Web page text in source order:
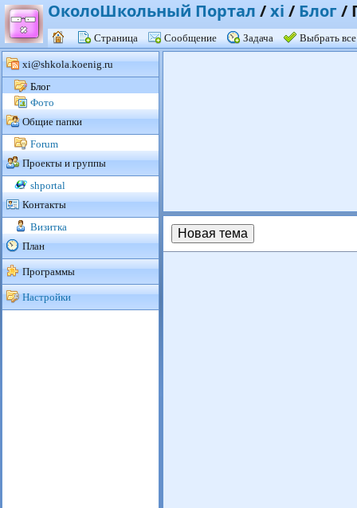
ОколоШкольный Портал /xi / Блог /
Страница Сообщение Задача Выбрать все
xi@shkola.koenig.ru
Блог
Фото
Общие папки
Forum
Проекты и группы
shportal
Контакты
Визитка
План
Программы
Настройки
Новая тема